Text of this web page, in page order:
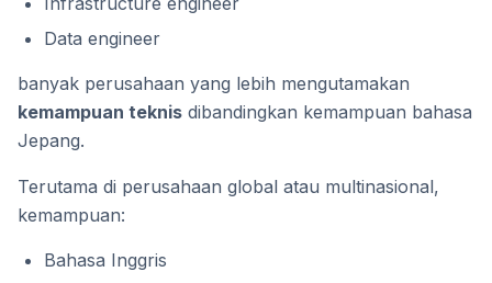
Data engineer
banyak perusahaan yang lebih mengutamakan
kemampuan teknis dibandingkan kemampuan bahasa
Jepang.
Terutama di perusahaan global atau multinasional,
kemampuan:
Bahasa Inggris